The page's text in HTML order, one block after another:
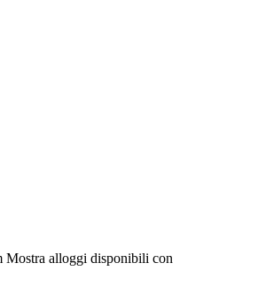
Mostra alloggi disponibili con